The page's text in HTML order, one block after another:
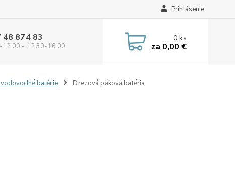
Prihlásenie
48 874 83
12:00 - 12:30-16:00
0ks
za 0,00 €
batérie Drezová páková batéria